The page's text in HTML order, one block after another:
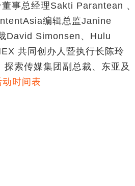
事总经理Sakti Parantean 、
编辑总监Janine
David Simonsen、Hulu
共同创办人暨执行长陈玲
索传媒集团副总裁、东亚及
时间表